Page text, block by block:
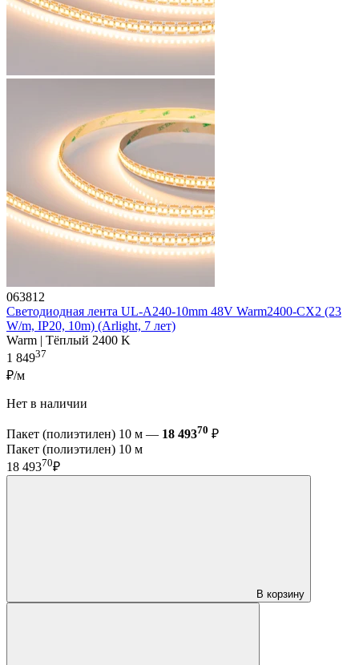
063812
Светодиодная лента UL-A240-10mm 48V Warm2400-CX2 (23
W/m, IP20, 10m) (Arlight, 7 лет)
Warm | Тёплый 2400 K
1 84937
₽/м
Нет в наличии
Пакет (полиэтилен) 10 м — 18 49370 ₽
Пакет (полиэтилен) 10 м
18 49370₽
В корзину